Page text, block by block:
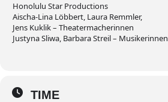
Honolulu Star Productions
Aischa-Lina Löbbert, Laura Remmler,
Jens Kuklik – Theatermacherinnen
Justyna Sliwa, Barbara Streil – Musikerinnen
TIME